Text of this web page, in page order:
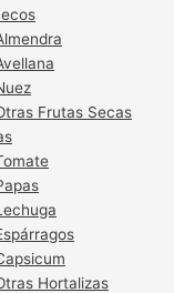
Frutas Secas
Hortalizas